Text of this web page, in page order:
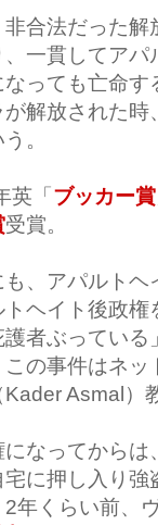
非合法だった解
、一貫してア
なっても亡命
が解放された
。
英「 ブッカー賞
受賞。
も、アパルト
トヘイト後政
護者ぶってい
この事件はネ
Kader Asmal）
になってから
宅に押し入り
2年くらい前、